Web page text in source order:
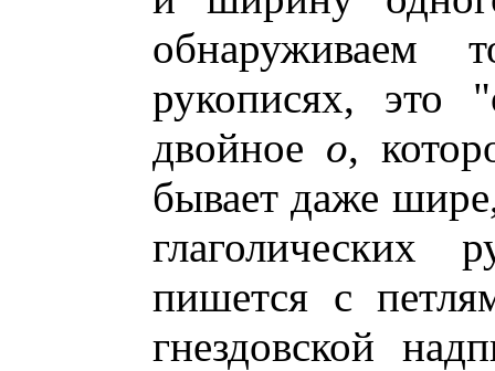
обнаруживаем
рукописях, это
двойное о,
бывает даже
глаголических
пишется с
гнездовской